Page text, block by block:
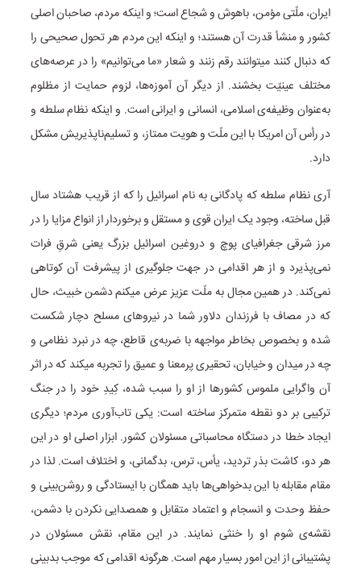
ایران، ملّتی مؤمن، باهوش و شجاع است؛ و اینکه مردم، صاحبان اصلی
کشور و منشأ قدرت آن هستند؛ و اینکه این مردم هر تحول صحیحی را
که دنبال کنند میتوانند رقم زنند و شعار «ما می‌توانیم» را در عرصه‌های
مختلف عینیّت بخشند. از دیگر آن آموزه‌ها، لزوم حمایت از مظلوم
به‌عنوان وظیفه‌ی اسلامی، انسانی و ایرانی است. و اینکه نظام سلطه و
در رأس آن امریکا با این ملّت و هویت ممتاز، و تسلیم‌ناپذیریش مشکل
دارد.
آری نظام سلطه که پادگانی به نام اسرائیل را که از قریب هشتاد سال
قبل ساخته، وجود یک ایران قوی و مستقل و برخوردار از انواع مزایا را در
مرز شرقی جغرافیای پوچ و دروغین اسرائیل بزرگ یعنی شرقِ فرات
نمی‌پذیرد و از هر اقدامی در جهت جلوگیری از پیشرفت آن کوتاهی
نمی‌کند. در همین مجال به ملّت عزیز عرض میکنم دشمن خبیث، حال
که در مصاف با فرزندان دلاور شما در نیروهای مسلح دچار شکست
شده و بخصوص بخاطر مواجهه با ضربه‌ی قاطع، چه در نبرد نظامی و
چه در میدان و خیابان، تحقیری پرمعنا و عمیق را تجربه میکند که در اثر
آن واگرایی ملموس کشورها از او را سبب شده، کِیدِ خود را در جنگ
ترکیبی بر دو نقطه متمرکز ساخته است: یکی تاب‌آوری مردم؛ دیگری
ایجاد خطا در دستگاه محاسباتی مسئولان کشور. ابزار اصلی او در این
هر دو، کاشت بذر تردید، یأس، ترس، بدگمانی، و اختلاف است. لذا در
مقام مقابله با این بدخواهی‌ها باید همگان با ایستادگی و روشن‌بینی و
حفظ وحدت و انسجام و اعتماد متقابل و همصدایی نکردن با دشمن،
نقشه‌ی شوم او را خنثی نمایند. در این مقام، نقش مسئولان در
پشتیبانی از این امور بسیار مهم است. هرگونه اقدامی که موجب بدبینی